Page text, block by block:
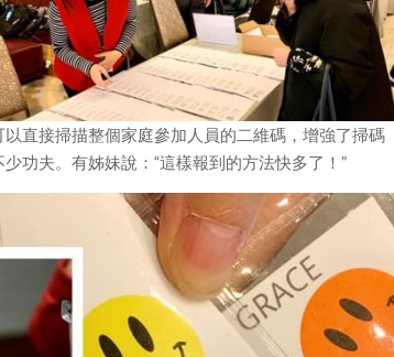
直接掃描整個家庭參加人員的二維碼，增強了掃碼
功夫。有姊妹說：“這樣報到的方法快多了！”